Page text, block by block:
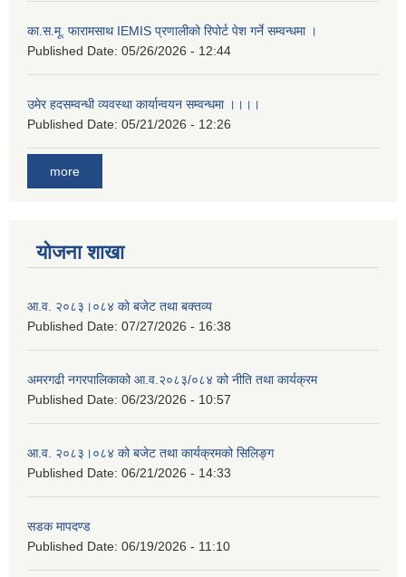
का.स.मू. फारामसाथ IEMIS प्रणालीको रिपोर्ट पेश गर्ने सम्वन्धमा ।
Published Date: 05/26/2026 - 12:44
उमेर हदसम्वन्धी व्यवस्था कार्यान्वयन सम्वन्धमा ।।।।
Published Date: 05/21/2026 - 12:26
more
योजना शाखा
आ.व. २०८३।०८४ को बजेट तथा बक्तव्य
Published Date: 07/27/2026 - 16:38
अमरगढी नगरपालिकाको आ.व.२०८३/०८४ को नीति तथा कार्यक्रम
Published Date: 06/23/2026 - 10:57
आ.व. २०८३।०८४ को बजेट तथा कार्यक्रमको सिलिङ्ग
Published Date: 06/21/2026 - 14:33
सडक मापदण्ड
Published Date: 06/19/2026 - 11:10